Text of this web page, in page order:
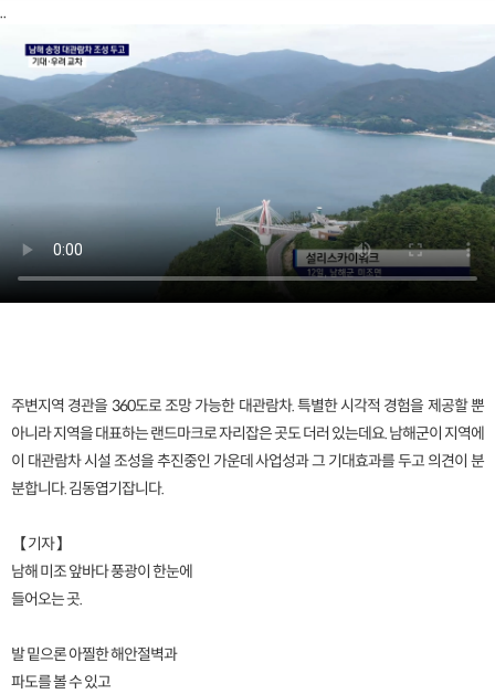
..
주변지역 경관을 360도로 조망 가능한 대관람차. 특별한 시각적 경험을 제공할 뿐
아니라 지역을 대표하는 랜드마크로 자리잡은 곳도 더러 있는데요. 남해군이 지역에
이 대관람차 시설 조성을 추진중인 가운데 사업성과 그 기대효과를 두고 의견이 분
분합니다. 김동엽기잡니다.
【 기자 】
남해 미조 앞바다 풍광이 한눈에
들어오는 곳.
발 밑으론 아찔한 해안절벽과
파도를 볼 수 있고